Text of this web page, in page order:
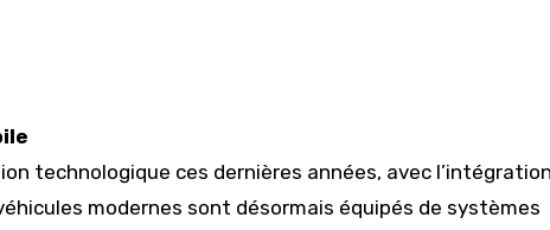
technologique ces dernières années, avec
modernes sont désormais équipés de systèmes